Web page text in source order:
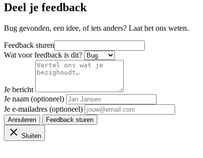
Deel je feedback
Bug gevonden, een idee, of iets anders? Laat het ons weten.
Feedback sturen
Wat voor feedback is dit?
Je bericht
Je naam (optioneel)
Je e-mailadres (optioneel)
Annuleren Feedback sturen
Sluiten